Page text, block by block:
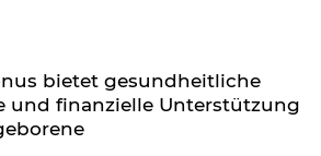
bietet gesundheitliche
und finanzielle Unterstützung